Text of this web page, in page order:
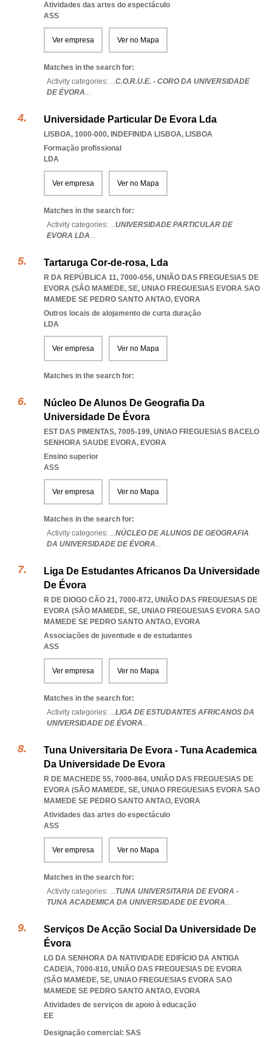
Atividades das artes do espectáculo
ASS
Ver empresa Ver no Mapa
Matches in the search for:
Activity categories: ...C.O.R.U.E. - CORO DA UNIVERSIDADE
DE ÉVORA...
Universidade Particular De Evora Lda
LISBOA, 1000-000, INDEFINIDA LISBOA, LISBOA
Formação profissional
LDA
Ver empresa Ver no Mapa
Matches in the search for:
Activity categories: ...UNIVERSIDADE PARTICULAR DE
EVORA LDA...
Tartaruga Cor-de-rosa, Lda
R DA REPÚBLICA 11, 7000-656, UNIÃO DAS FREGUESIAS DE
EVORA (SÃO MAMEDE, SE, UNIAO FREGUESIAS EVORA SAO
MAMEDE SE PEDRO SANTO ANTAO, EVORA
Outros locais de alojamento de curta duração
LDA
Ver empresa Ver no Mapa
Matches in the search for:
Núcleo De Alunos De Geografia Da
Universidade De Évora
EST DAS PIMENTAS, 7005-199, UNIAO FREGUESIAS BACELO
SENHORA SAUDE EVORA, EVORA
Ensino superior
ASS
Ver empresa Ver no Mapa
Matches in the search for:
Activity categories: ...NÚCLEO DE ALUNOS DE GEOGRAFIA
DA UNIVERSIDADE DE ÉVORA...
Liga De Estudantes Africanos Da Universidade
De Évora
R DE DIOGO CÃO 21, 7000-872, UNIÃO DAS FREGUESIAS DE
EVORA (SÃO MAMEDE, SE, UNIAO FREGUESIAS EVORA SAO
MAMEDE SE PEDRO SANTO ANTAO, EVORA
Associações de juventude e de estudantes
ASS
Ver empresa Ver no Mapa
Matches in the search for:
Activity categories: ...LIGA DE ESTUDANTES AFRICANOS DA
UNIVERSIDADE DE ÉVORA...
Tuna Universitaria De Evora - Tuna Academica
Da Universidade De Evora
R DE MACHEDE 55, 7000-864, UNIÃO DAS FREGUESIAS DE
EVORA (SÃO MAMEDE, SE, UNIAO FREGUESIAS EVORA SAO
MAMEDE SE PEDRO SANTO ANTAO, EVORA
Atividades das artes do espectáculo
ASS
Ver empresa Ver no Mapa
Matches in the search for:
Activity categories: ...TUNA UNIVERSITARIA DE EVORA -
TUNA ACADEMICA DA UNIVERSIDADE DE EVORA...
Serviços De Acção Social Da Universidade De
Évora
LG DA SENHORA DA NATIVIDADE EDIFÍCIO DA ANTIGA
CADEIA, 7000-810, UNIÃO DAS FREGUESIAS DE EVORA
(SÃO MAMEDE, SE, UNIAO FREGUESIAS EVORA SAO
MAMEDE SE PEDRO SANTO ANTAO, EVORA
Atividades de serviços de apoio à educação
EE
Designação comercial: SAS